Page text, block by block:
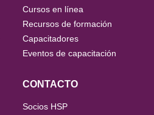
Cursos en línea
Recursos de formación
Capacitadores
Eventos de capacitación
CONTACTO
Socios HSP